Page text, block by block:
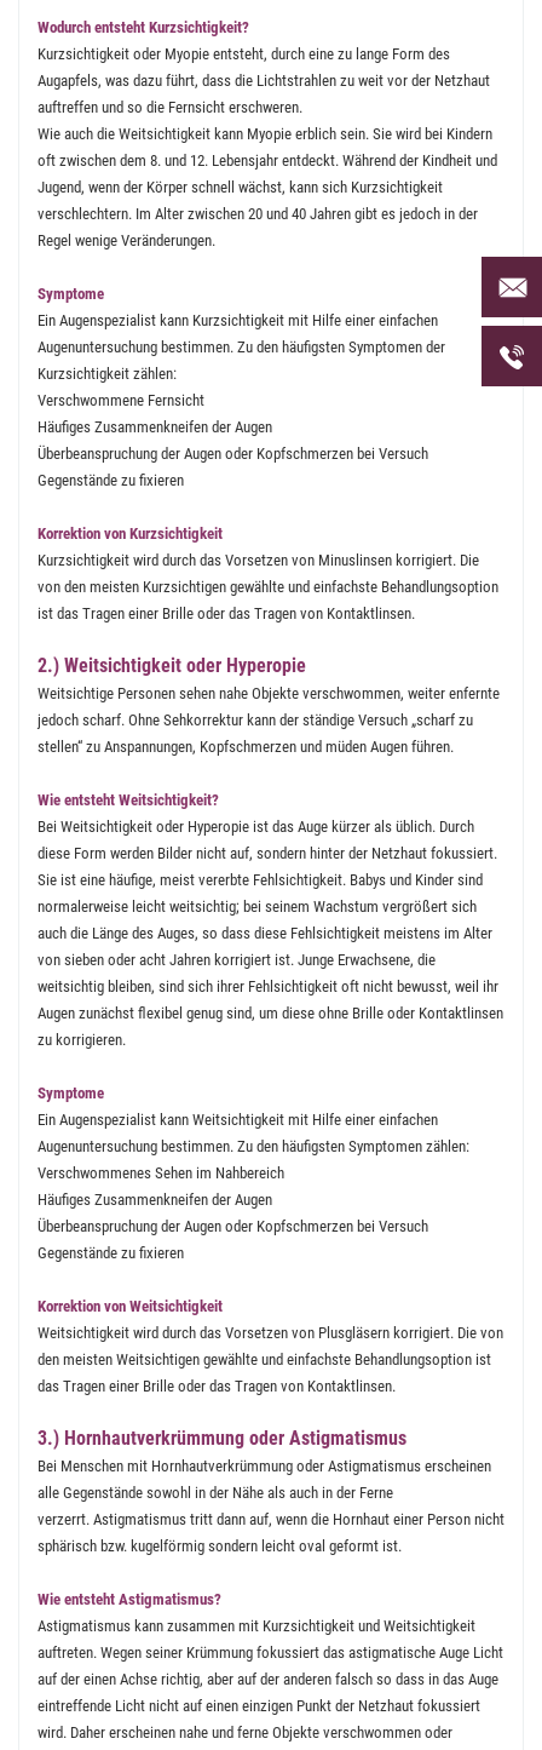
Wodurch entsteht Kurzsichtigkeit?
Kurzsichtigkeit oder Myopie entsteht, durch eine zu lange Form des
Augapfels, was dazu führt, dass die Lichtstrahlen zu weit vor der Netzhaut
auftreffen und so die Fernsicht erschweren.
Wie auch die Weitsichtigkeit kann Myopie erblich sein. Sie wird bei Kindern
oft zwischen dem 8. und 12. Lebensjahr entdeckt. Während der Kindheit und
Jugend, wenn der Körper schnell wächst, kann sich Kurzsichtigkeit
verschlechtern. Im Alter zwischen 20 und 40 Jahren gibt es jedoch in der
Regel wenige Veränderungen.
Symptome
Ein Augenspezialist kann Kurzsichtigkeit mit Hilfe einer einfachen
Augenuntersuchung bestimmen. Zu den häufigsten Symptomen der
Kurzsichtigkeit zählen:
Verschwommene Fernsicht
Häufiges Zusammenkneifen der Augen
Überbeanspruchung der Augen oder Kopfschmerzen bei Versuch
Gegenstände zu fixieren
Korrektion von Kurzsichtigkeit
Kurzsichtigkeit wird durch das Vorsetzen von Minuslinsen korrigiert. Die
von den meisten Kurzsichtigen gewählte und einfachste Behandlungsoption
ist das Tragen einer Brille oder das Tragen von Kontaktlinsen.
2.) Weitsichtigkeit oder Hyperopie
Weitsichtige Personen sehen nahe Objekte verschwommen, weiter enfernte
jedoch scharf. Ohne Sehkorrektur kann der ständige Versuch „scharf zu
stellen“ zu Anspannungen, Kopfschmerzen und müden Augen führen.
Wie entsteht Weitsichtigkeit?
Bei Weitsichtigkeit oder Hyperopie ist das Auge kürzer als üblich. Durch
diese Form werden Bilder nicht auf, sondern hinter der Netzhaut fokussiert.
Sie ist eine häufige, meist vererbte Fehlsichtigkeit. Babys und Kinder sind
normalerweise leicht weitsichtig; bei seinem Wachstum vergrößert sich
auch die Länge des Auges, so dass diese Fehlsichtigkeit meistens im Alter
von sieben oder acht Jahren korrigiert ist. Junge Erwachsene, die
weitsichtig bleiben, sind sich ihrer Fehlsichtigkeit oft nicht bewusst, weil ihr
Augen zunächst flexibel genug sind, um diese ohne Brille oder Kontaktlinsen
zu korrigieren.
Symptome
Ein Augenspezialist kann Weitsichtigkeit mit Hilfe einer einfachen
Augenuntersuchung bestimmen. Zu den häufigsten Symptomen zählen:
Verschwommenes Sehen im Nahbereich
Häufiges Zusammenkneifen der Augen
Überbeanspruchung der Augen oder Kopfschmerzen bei Versuch
Gegenstände zu fixieren
Korrektion von Weitsichtigkeit
Weitsichtigkeit wird durch das Vorsetzen von Plusgläsern korrigiert. Die von
den meisten Weitsichtigen gewählte und einfachste Behandlungsoption ist
das Tragen einer Brille oder das Tragen von Kontaktlinsen.
3.) Hornhautverkrümmung oder Astigmatismus
Bei Menschen mit Hornhautverkrümmung oder Astigmatismus erscheinen
alle Gegenstände sowohl in der Nähe als auch in der Ferne
verzerrt. Astigmatismus tritt dann auf, wenn die Hornhaut einer Person nicht
sphärisch bzw. kugelförmig sondern leicht oval geformt ist.
Wie entsteht Astigmatismus?
Astigmatismus kann zusammen mit Kurzsichtigkeit und Weitsichtigkeit
auftreten. Wegen seiner Krümmung fokussiert das astigmatische Auge Licht
auf der einen Achse richtig, aber auf der anderen falsch so dass in das Auge
eintreffende Licht nicht auf einen einzigen Punkt der Netzhaut fokussiert
wird. Daher erscheinen nahe und ferne Objekte verschwommen oder
Per
uns
uns